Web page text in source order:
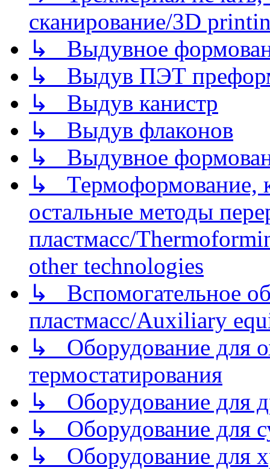
сканирование/3D
↳ Выдувное
↳ Выдув ПЭТ
↳ Выдув канистр
↳ Выдув флаконов
↳ Выдувное
↳ Термоформование,
остальные методы
пластмасс/
other technologies
↳ Вспомогательное
пластмасс/Auxiliary
↳ Оборудование для
термостатирования
↳ Оборудование для
↳ Оборудование для
↳ Оборудование для